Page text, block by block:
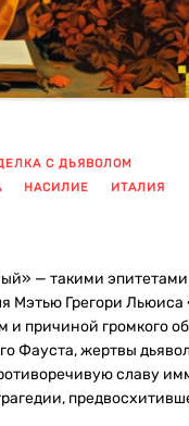
С ДЬЯВОЛОМ
НАСИЛИЕ
ИТАЛИЯ
— такими
Мэтью Грегори
и причиной громкого
Фауста, жертвы
славу